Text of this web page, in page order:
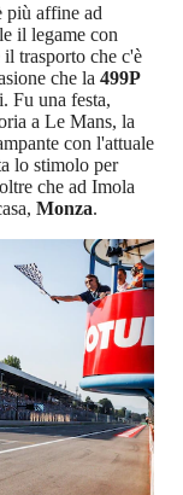
più affine ad
il legame con
trasporto che c'è
che la 499P
Fu una festa,
a Le Mans, la
con l'attuale
lo stimolo per
che ad Imola
Monza.